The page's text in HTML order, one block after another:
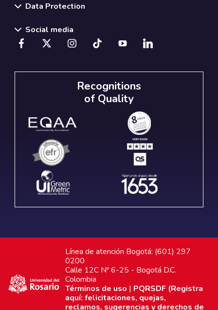
Data Protection
Social media
Recognitions
of Quality
Línea de atención Bogotá: (601) 297
0200
Calle 12C Nº 6-25 - Bogotá D.C.
Colombia
Términos de uso | PQRSDF (Registra
aquí: felicitaciones, quejas,
reclamos, sugerencias y derechos de